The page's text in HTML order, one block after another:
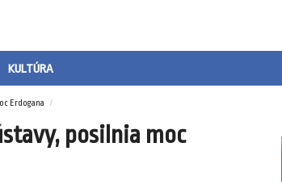
KULTÚRA
Erdogana
posilnia moc